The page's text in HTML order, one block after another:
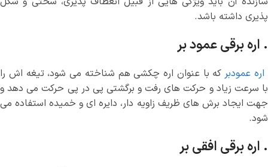
پذیری داشته باشد.
. اره برقی عمود بر
اره عمودبر که با عنوان اره چکشی هم شناخته می شود، تیغه اش را
با سرعت زیاد و حرکت های رفت و برگشتی پی در پی حرکت می دهد و
جهت ایجاد برش های ظریف زاویه دار، دایره ای و خمیده استفاده می
شود.
. اره برقی افقی بر